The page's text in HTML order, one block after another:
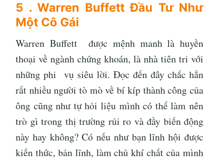
5 . Warren Buffett Đầu Tư Như
Một Cô Gái
Warren Buffett được mệnh manh là huyền
thoại về ngành chứng khoán, là nhà tiên tri với
những phi vụ siêu lời. Đọc đến đây chắc hẳn
rất nhiều người tò mò về bí kíp thành công của
ông cũng như tự hỏi liệu mình có thể làm nên
trò gì trong thị trường rủi ro và đầy biến động
này hay không? Có nếu như bạn lĩnh hội được
kiến thức, bản lĩnh, làm chủ khí chất của mình